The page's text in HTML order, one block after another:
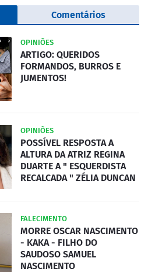
Comentários
OPINIÕES
ARTIGO: QUERIDOS
FORMANDOS, BURROS E
JUMENTOS!
OPINIÕES
POSSÍVEL RESPOSTA A
ALTURA DA ATRIZ REGINA
DUARTE A " ESQUERDISTA
RECALCADA " ZÉLIA DUNCAN
FALECIMENTO
MORRE OSCAR NASCIMENTO
- KAKA - FILHO DO
SAUDOSO SAMUEL
NASCIMENTO